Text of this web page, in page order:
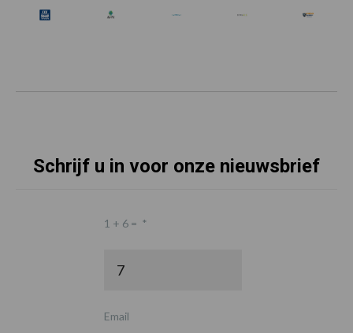
Schrijf u in voor onze nieuwsbrief
1 + 6 = *
Email